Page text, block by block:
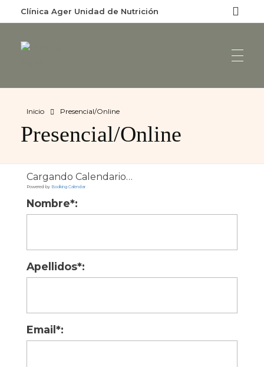
Clínica Ager Unidad de Nutrición
Clínica Ager
Unidad de Nutrición
Inicio Presencial/Online
Presencial/Online
Cargando Calendario…
Powered by Booking Calendar
Nombre*:
Apellidos*:
Email*: